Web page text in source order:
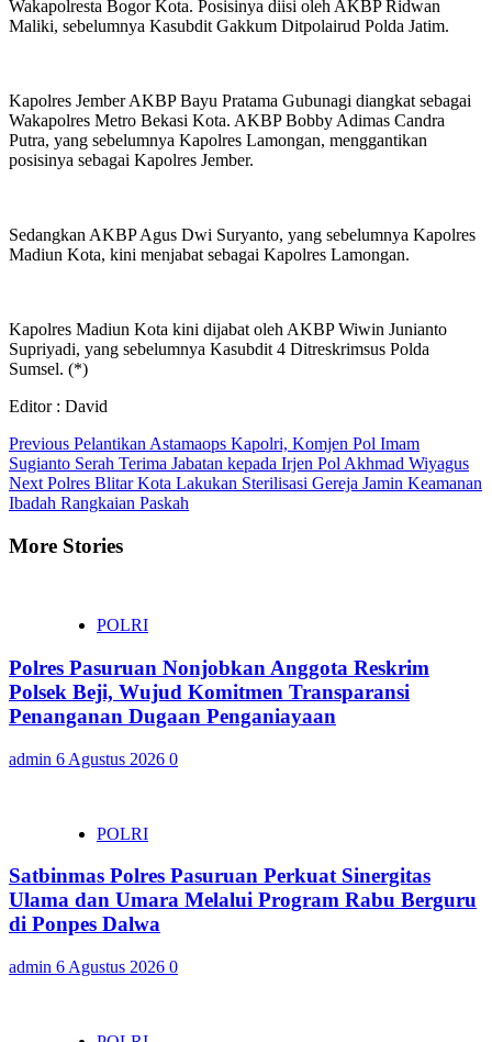
Wakapolresta Bogor Kota. Posisinya diisi oleh AKBP Ridwan
Maliki, sebelumnya Kasubdit Gakkum Ditpolairud Polda Jatim.
Kapolres Jember AKBP Bayu Pratama Gubunagi diangkat sebagai
Wakapolres Metro Bekasi Kota. AKBP Bobby Adimas Candra
Putra, yang sebelumnya Kapolres Lamongan, menggantikan
posisinya sebagai Kapolres Jember.
Sedangkan AKBP Agus Dwi Suryanto, yang sebelumnya Kapolres
Madiun Kota, kini menjabat sebagai Kapolres Lamongan.
Kapolres Madiun Kota kini dijabat oleh AKBP Wiwin Junianto
Supriyadi, yang sebelumnya Kasubdit 4 Ditreskrimsus Polda
Sumsel. (*)
Editor : David
Continue
Reading
Previous Pelantikan Astamaops Kapolri, Komjen Pol Imam
Sugianto Serah Terima Jabatan kepada Irjen Pol Akhmad Wiyagus
Next Polres Blitar Kota Lakukan Sterilisasi Gereja Jamin Keamanan
Ibadah Rangkaian Paskah
More Stories
POLRI
Polres Pasuruan Nonjobkan Anggota Reskrim
Polsek Beji, Wujud Komitmen Transparansi
Penanganan Dugaan Penganiayaan
admin 6 Agustus 2026 0
POLRI
Satbinmas Polres Pasuruan Perkuat Sinergitas
Ulama dan Umara Melalui Program Rabu Berguru
di Ponpes Dalwa
admin 6 Agustus 2026 0